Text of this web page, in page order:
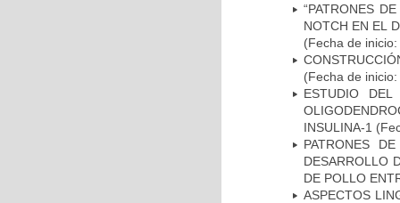
“PATRONES
NOTCH EN EL
(Fecha de
(Fecha de
ESTUDIO
INSULINA-1
PATRONES
DESARROLLO
DE POLLO
ASPECTOS